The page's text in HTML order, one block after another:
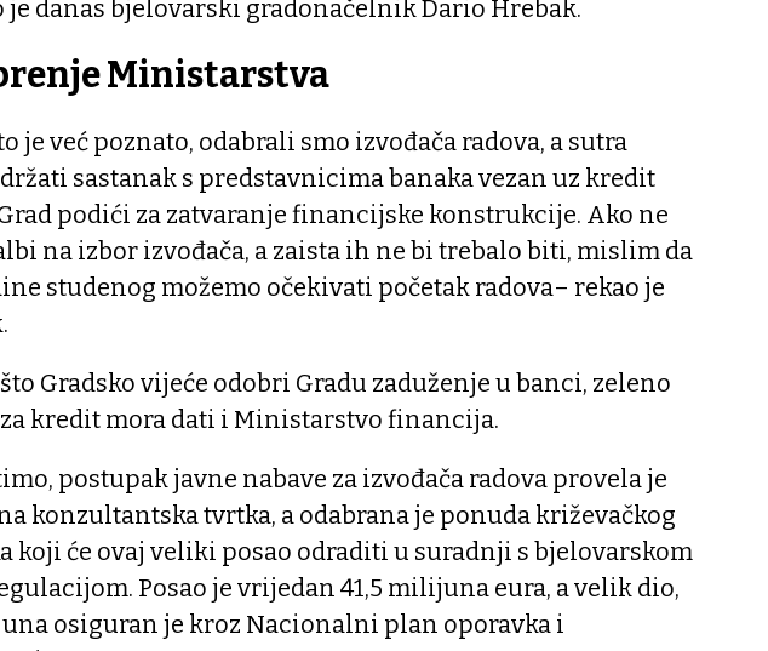
je danas bjelovarski gradonačelnik Dario Hrebak.
Ministarstva
je već poznato, odabrali smo izvođača radova, a sutra
sastanak s predstavnicima banaka vezan uz kredit
podići za zatvaranje financijske konstrukcije. Ako ne
na izbor izvođača, a zaista ih ne bi trebalo biti, mislim da
studenog možemo očekivati početak radova– rekao je
Gradsko vijeće odobri Gradu zaduženje u banci, zeleno
kredit mora dati i Ministarstvo financija.
postupak javne nabave za izvođača radova provela je
konzultantska tvrtka, a odabrana je ponuda križevačkog
koji će ovaj veliki posao odraditi u suradnji s bjelovarskom
Posao je vrijedan 41,5 milijuna eura, a velik dio,
osiguran je kroz Nacionalni plan oporavka i